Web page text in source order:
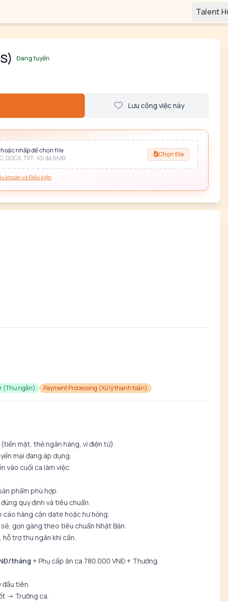
Talent
Đang tuyển
Lưu công việc này
nhấp để chọn file
DOCX, TXT · tối đa 6MB
Chọn file
khoản và Điều kiện
(Thu ngân) Payment Processing (Xử lý thanh toán)
mặt, thẻ ngân hàng, ví điện tử).
mại đang áp dụng.
vào cuối ca làm việc.
phẩm phù hợp.
quy định và tiêu chuẩn.
hàng cận date hoặc hư hỏng.
gọn gàng theo tiêu chuẩn Nhật Bản.
trợ thu ngân khi cần.
tháng + Phụ cấp ăn ca 780.000 VNĐ + Thưởng.
đầu tiên.
-> Trưởng ca.